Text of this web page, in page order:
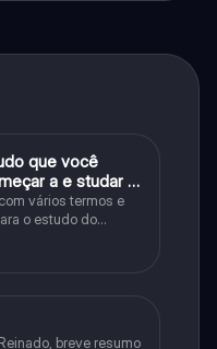
que você
a e studar o
vários termos e
o estudo do
breve resumo